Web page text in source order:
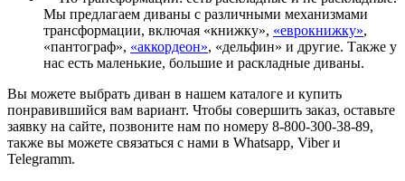
Мы предлагаем диваны с различными механизмами
трансформации, включая «книжку», «еврокнижку»,
«пантограф», «аккордеон», «дельфин» и другие. Также у
нас есть маленькие, большие и раскладные диваны.
Вы можете выбрать диван в нашем каталоге и купить
понравившийся вам вариант. Чтобы совершить заказ, оставьте
заявку на сайте, позвоните нам по номеру 8-800-300-38-89,
также вы можете связаться с нами в Whatsapp, Viber и
Telegramm.